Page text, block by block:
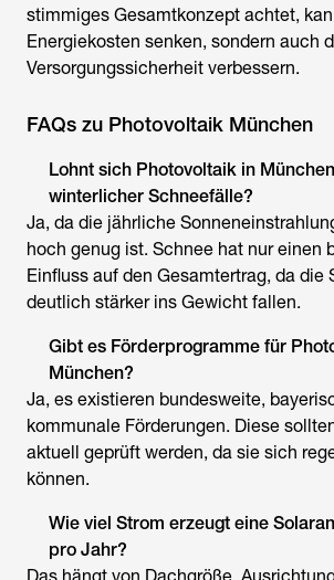
stimmiges Gesamtkonzept achtet,
Energiekosten senken, sondern auch
Versorgungssicherheit verbessern.
FAQs zu Photovoltaik München
Lohnt sich Photovoltaik in
winterlicher Schneefälle?
Ja, da die jährliche
hoch genug ist. Schnee hat nur einen
Einfluss auf den Gesamtertrag, da die
deutlich stärker ins Gewicht fallen.
Gibt es Förderprogramme für
München?
Ja, es existieren bundesweite,
kommunale Förderungen. Diese
aktuell geprüft werden, da sie sich
können.
Wie viel Strom erzeugt eine
pro Jahr?